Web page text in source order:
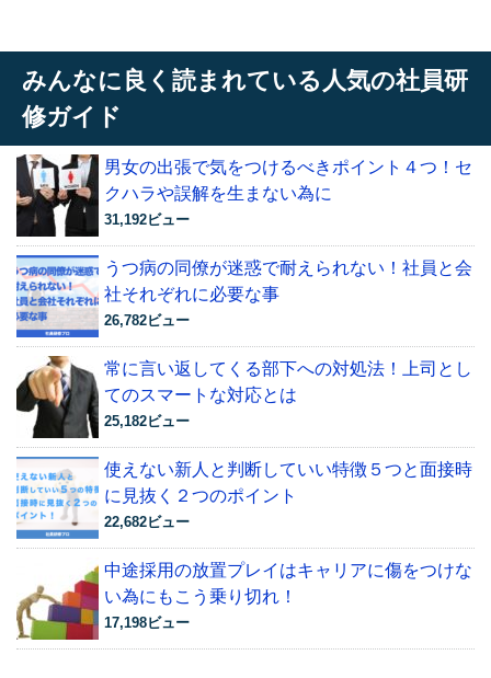
みんなに良く読まれている人気の社員研
修ガイド
男女の出張で気をつけるべきポイント４つ！セ
クハラや誤解を生まない為に
31,192ビュー
うつ病の同僚が迷惑で耐えられない！社員と会
社それぞれに必要な事
26,782ビュー
常に言い返してくる部下への対処法！上司とし
てのスマートな対応とは
25,182ビュー
使えない新人と判断していい特徴５つと面接時
に見抜く２つのポイント
22,682ビュー
中途採用の放置プレイはキャリアに傷をつけな
い為にもこう乗り切れ！
17,198ビュー